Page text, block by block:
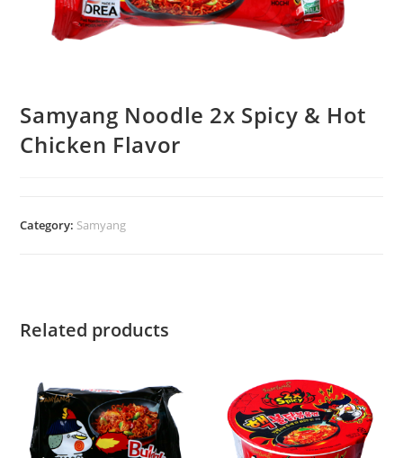
Samyang Noodle 2x Spicy & Hot
Chicken Flavor
Category: Samyang
Related products